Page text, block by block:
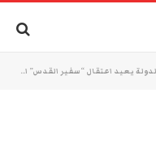
يعيد اعتقال “سفير القدس” الناشط منصور الأحمدي